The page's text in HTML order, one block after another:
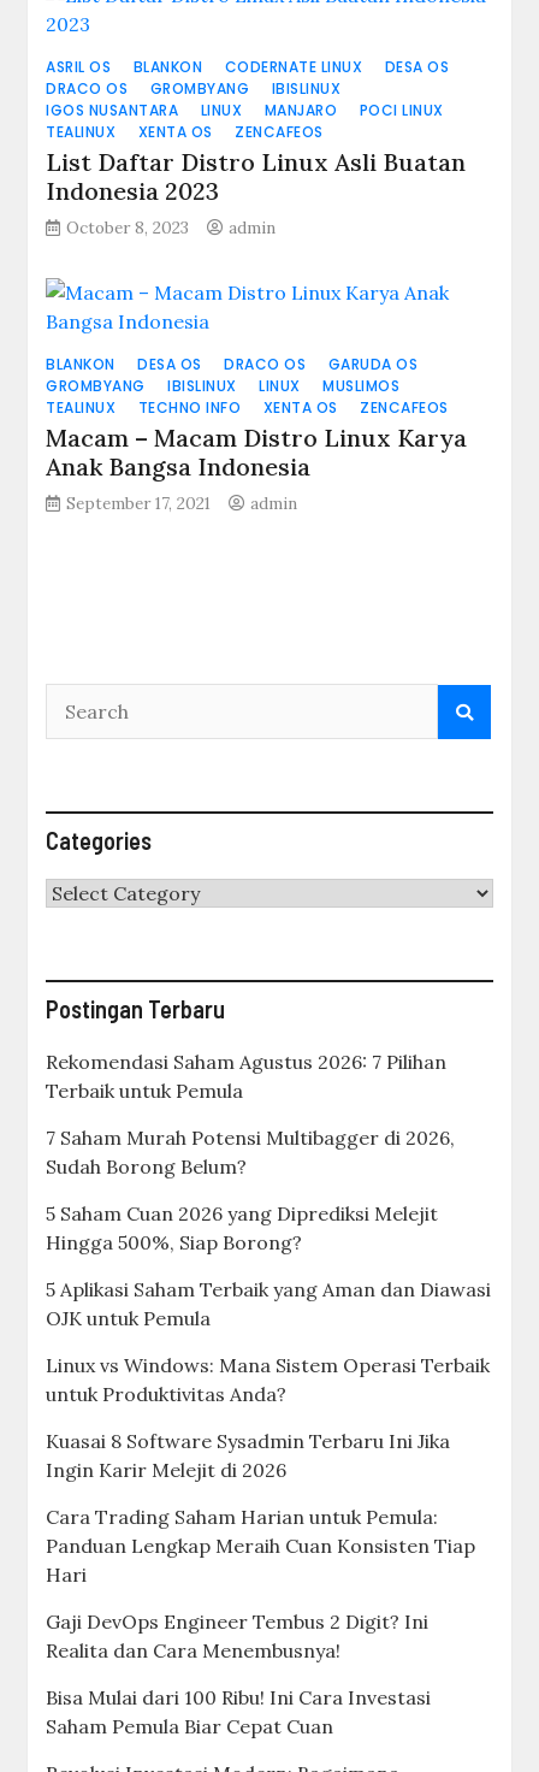
ASRIL OS BLANKON CODERNATE LINUX
DESA OS
DRACO OS
GROMBYANG
IBISLINUX
IGOS NUSANTARA
LINUX MANJARO
POCI LINUX
TEALINUX
XENTA OS ZENCAFEOS
List Daftar Distro Linux Asli Buatan
Indonesia 2023
October 8, 2023 admin
BLANKON DESA OS DRACO OS
GARUDA OS
GROMBYANG
IBISLINUX LINUX
MUSLIMOS
TEALINUX
TECHNO INFO XENTA OS ZENCAFEOS
Macam – Macam Distro Linux Karya
Anak Bangsa Indonesia
September 17, 2021 admin
Categories
Categories
Postingan Terbaru
Rekomendasi Saham Agustus 2026: 7 Pilihan
Terbaik untuk Pemula
7 Saham Murah Potensi Multibagger di 2026,
Sudah Borong Belum?
5 Saham Cuan 2026 yang Diprediksi Melejit
Hingga 500%, Siap Borong?
5 Aplikasi Saham Terbaik yang Aman dan Diawasi
OJK untuk Pemula
Linux vs Windows: Mana Sistem Operasi Terbaik
untuk Produktivitas Anda?
Kuasai 8 Software Sysadmin Terbaru Ini Jika
Ingin Karir Melejit di 2026
Cara Trading Saham Harian untuk Pemula:
Panduan Lengkap Meraih Cuan Konsisten Tiap
Hari
Gaji DevOps Engineer Tembus 2 Digit? Ini
Realita dan Cara Menembusnya!
Bisa Mulai dari 100 Ribu! Ini Cara Investasi
Saham Pemula Biar Cepat Cuan